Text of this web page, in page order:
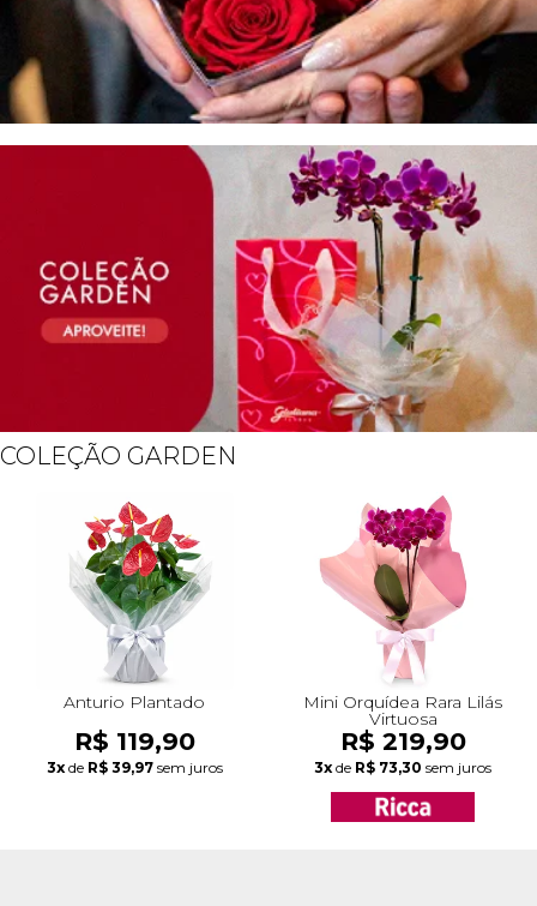
COLEÇÃO GARDEN
Anturio Plantado
R$ 119,90
3x de R$ 39,97sem juros
Mini Orquídea Rara Lilás
Virtuosa
R$ 219,90
3x de R$ 73,30 sem juros